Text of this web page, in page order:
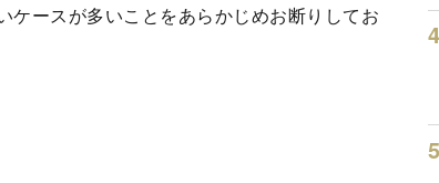
ースが多いことをあらかじめお断りしてお